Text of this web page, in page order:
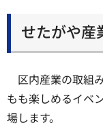
せたがや産
区内産業の取組
もも楽しめるイベ
場します。